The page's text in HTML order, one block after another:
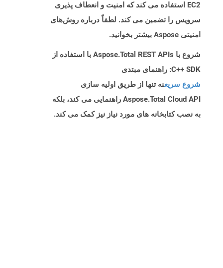
EC2 استفاده می کند که امنیت و انعطاف پذیری
سرویس را تضمین می کند. لطفاً درباره روش‌های
امنیتی Aspose بیشتر بخوانید.
شروع با Aspose.Total REST APIs با استفاده از
C++ SDK: راهنمای مبتدی
شروع سریعنه تنها از طریق اولیه سازی
Aspose.Total Cloud API راهنمایی می کند، بلکه
به نصب کتابخانه های مورد نیاز نیز کمک می کند.